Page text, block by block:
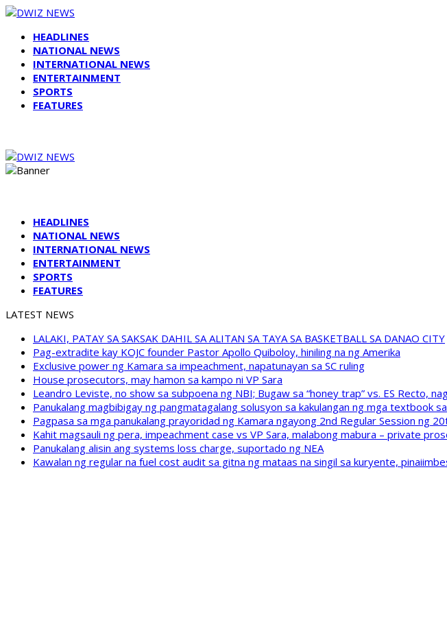
HEADLINES
NATIONAL NEWS
INTERNATIONAL NEWS
ENTERTAINMENT
SPORTS
FEATURES
HEADLINES
NATIONAL NEWS
INTERNATIONAL NEWS
ENTERTAINMENT
SPORTS
FEATURES
LATEST NEWS
LALAKI, PATAY SA SAKSAK DAHIL SA ALITAN SA TAYA SA BASKETBALL SA DANAO CITY
Pag-extradite kay KOJC founder Pastor Apollo Quiboloy, hiniling na ng Amerika
Exclusive power ng Kamara sa impeachment, napatunayan sa SC ruling
House prosecutors, may hamon sa kampo ni VP Sara
Leandro Leviste, no show sa subpoena ng NBI; Bugaw sa “honey trap” vs. ES Recto,
Panukalang magbibigay ng pangmatagalang solusyon sa kakulangan ng mga textbook
Pagpasa sa mga panukalang prayoridad ng Kamara ngayong 2nd Regular Session ng
Kahit magsauli ng pera, impeachment case vs VP Sara, malabong mabura – private
Panukalang alisin ang systems loss charge, suportado ng NEA
Kawalan ng regular na fuel cost audit sa gitna ng mataas na singil sa kuryente,